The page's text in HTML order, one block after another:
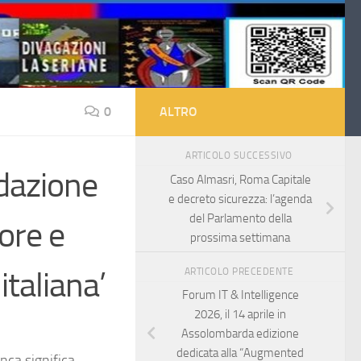
0
e
ALTRO
ARTICOLO SUCCESSIVO
Caso Almasri, Roma Capitale
e decreto sicurezza: l’agenda
del Parlamento della
prossima settimana
ARTICOLO PRECEDENTE
Forum IT & Intelligence
2026, il 14 aprile in
Assolombarda edizione
dedicata alla “Augmented